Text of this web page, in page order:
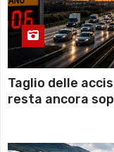
Taglio delle
resta ancora